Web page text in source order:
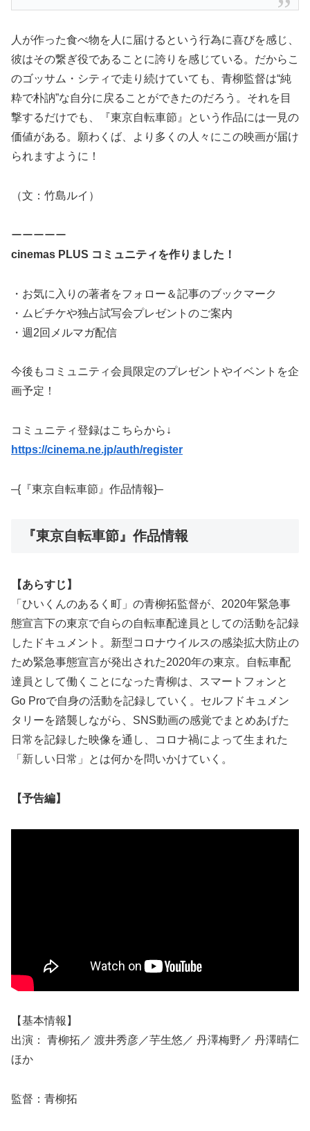
人が作った食べ物を人に届けるという行為に喜びを感じ、
彼はその繋ぎ役であることに誇りを感じている。だからこ
のゴッサム・シティで走り続けていても、青柳監督は“純
粋で朴訥”な自分に戻ることができたのだろう。それを目
撃するだけでも、『東京自転車節』という作品には一見の
価値がある。願わくば、より多くの人々にこの映画が届け
られますように！
（文：竹島ルイ）
ーーーーー
cinemas PLUS コミュニティを作りました！
・お気に入りの著者をフォロー＆記事のブックマーク
・ムビチケや独占試写会プレゼントのご案内
・週2回メルマガ配信
今後もコミュニティ会員限定のプレゼントやイベントを企
画予定！
コミュニティ登録はこちらから↓
https://cinema.ne.jp/auth/register
–{『東京自転車節』作品情報}–
『東京自転車節』作品情報
【あらすじ】
「ひいくんのあるく町」の青柳拓監督が、2020年緊急事
態宣言下の東京で自らの自転車配達員としての活動を記録
したドキュメント。新型コロナウイルスの感染拡大防止の
ため緊急事態宣言が発出された2020年の東京。自転車配
達員として働くことになった青柳は、スマートフォンと
Go Proで自身の活動を記録していく。セルフドキュメン
タリーを踏襲しながら、SNS動画の感覚でまとめあげた
日常を記録した映像を通し、コロナ禍によって生まれた
「新しい日常」とは何かを問いかけていく。
【予告編】
【基本情報】
出演： 青柳拓／ 渡井秀彦／芋生悠／ 丹澤梅野／ 丹澤晴仁
ほか
監督：青柳拓